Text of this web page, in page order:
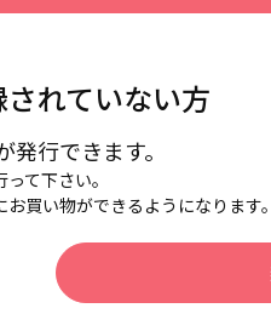
れていない方
行できます。
て下さい。
買い物ができるようになります。